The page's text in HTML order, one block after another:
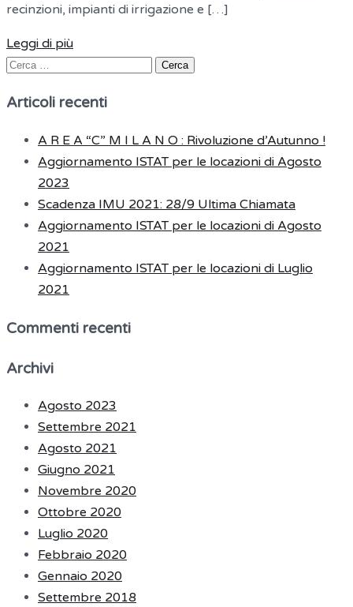
recinzioni, impianti di irrigazione e […]
Leggi di più
Ricerca
Articoli recenti
A R E A “C” M I L A N O : Rivoluzione d’Autunno !
Aggiornamento ISTAT per le locazioni di Agosto
2023
Scadenza IMU 2021: 28/9 Ultima Chiamata
Aggiornamento ISTAT per le locazioni di Agosto
2021
Aggiornamento ISTAT per le locazioni di Luglio
2021
Commenti recenti
Archivi
Agosto 2023
Settembre 2021
Agosto 2021
Giugno 2021
Novembre 2020
Ottobre 2020
Luglio 2020
Febbraio 2020
Gennaio 2020
Settembre 2018